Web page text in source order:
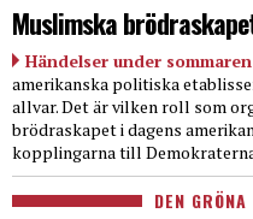
Muslimska
Händelser under sommaren
amerikanska politiska
allvar. Det är vilken roll som
brödraskapet i dagens
kopplingarna till
DEN